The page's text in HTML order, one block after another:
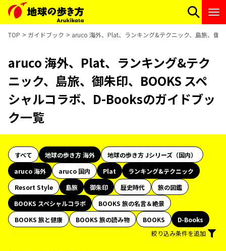
TOP ガイドブック aruco 海外、Plat、ランキング&テクニック、島旅、御
aruco 海外、Plat、ランキング&テク
ニック、島旅、御朱印、BOOKS スペ
シャルコラボ、D-Booksのガイドブッ
ク一覧
すべて 地球の歩き方 海外
地球の歩き方 Jシリーズ（国内）
aruco 海外
aruco 国内 Plat
ランキング&テクニック
Resort Style
島旅 御朱印 歴史時代
旅の図鑑
BOOKS スペシャルコラボ
BOOKS 旅の名言＆絶景
BOOKS 旅と健康
BOOKS 旅の読み物 BOOKS
D-Books
絞り込み条件を追加